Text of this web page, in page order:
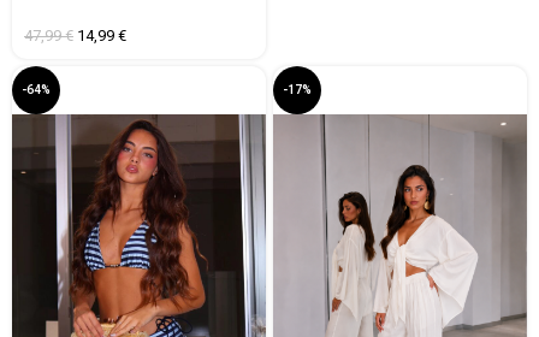
47,99€ 14,99 €
-64% -17%